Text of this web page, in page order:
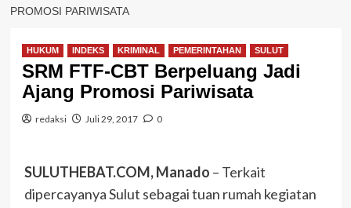
PROMOSI PARIWISATA
HUKUM INDEKS KRIMINAL PEMERINTAHAN SULUT
SRM FTF-CBT Berpeluang Jadi
Ajang Promosi Pariwisata
redaksi Juli 29, 2017 0
SULUTHEBAT.COM, Manado – Terkait
dipercayanya Sulut sebagai tuan rumah kegiatan